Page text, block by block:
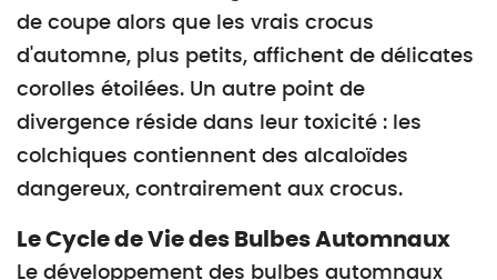
de coupe alors que les vrais crocus
d'automne, plus petits, affichent de délicates
corolles étoilées. Un autre point de
divergence réside dans leur toxicité : les
colchiques contiennent des alcaloïdes
dangereux, contrairement aux crocus.
Le Cycle de Vie des Bulbes Automnaux
Le développement des bulbes automnaux